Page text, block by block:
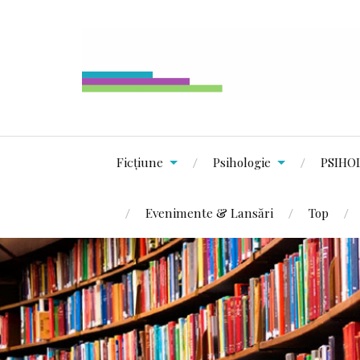
Ficțiune Psihologie
Evenimente & Lansări Top